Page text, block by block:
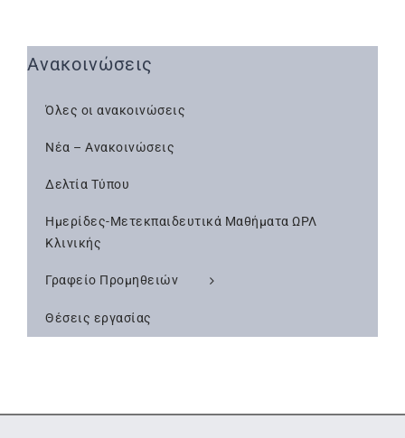
Ανακοινώσεις
Όλες οι ανακοινώσεις
Νέα – Ανακοινώσεις
Δελτία Τύπου
Ημερίδες-Μετεκπαιδευτικά Μαθήματα ΩΡΛ
Κλινικής
Γραφείο Προμηθειών
Θέσεις εργασίας